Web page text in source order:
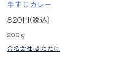
牛すじカレー
820円(税込)
200ｇ
合名会社 きたたに